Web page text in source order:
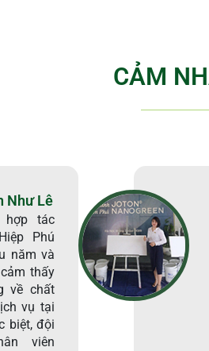
CẢM
Như Lê
tác
Phú
năm và
thấy
về chất
vụ tại
biệt, đội
viên